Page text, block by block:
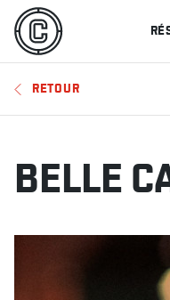
MENU
OFFRES ET
HORAIRE
RETOUR
BELLE